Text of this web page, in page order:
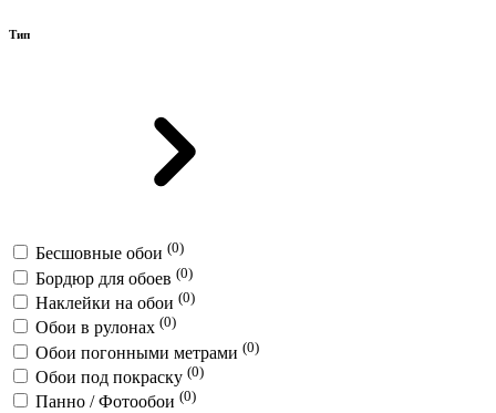
Тип
Бесшовные обои (0)
Бордюр для обоев (0)
Наклейки на обои (0)
Обои в рулонах (0)
Обои погонными метрами (0)
Обои под покраску (0)
Панно / Фотообои (0)